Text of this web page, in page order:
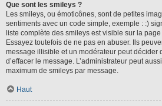
Que sont les smileys ?
Les smileys, ou émoticônes, sont de petites
sentiments avec un code simple, exemple : :)
liste complète des smileys est visible sur la
Essayez toutefois de ne pas en abuser. Ils
message illisible et un modérateur peut décider
d’effacer le message. L’administrateur peut
maximum de smileys par message.
Haut